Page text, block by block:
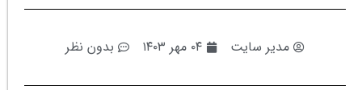
مدیر سایت ۰۴ مهر ۱۴۰۳ بدون نظر